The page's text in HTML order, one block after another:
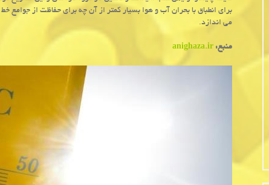
برای انطباق با بحران آب و هوا بسیار کمتر از آن چه برای حفاظت از
می اندازد.
منبع: anighaza.ir